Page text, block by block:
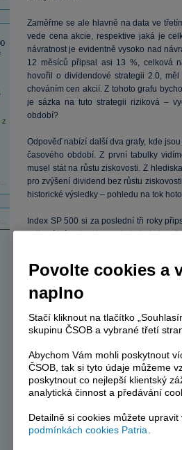
z
Zaměřme se ale hlavně na data ve
vede cena akcie, respektive jaká je
návratnost je evidentně vysoko nad
12 měsíců připsal asi 13 %, celková
hovořil o dividendové strategii 2.0,
chováním cen akcií. Z tohoto grafu
je sázka na tuto strategii riziková –
období?
Odpověď nabízí další dva grafy, kde
časového období. Z první tabulky
musel stát na růstu ziskovosti. Z
pro zvýšení dividend bez růstu
historické výsledky – pohledu na tok
Index SP 500 si za poslední tři roky
celková návratnost se pohybuje kolem
index).
Povolte cookies a
naplno
Stačí kliknout na tlačítko
skupinu ČSOB a vybrané třetí
Abychom Vám mohli poskytnout
ČSOB, tak si tyto údaje můžeme
poskytnout co nejlepší klientský
analytická činnost a předávání
Detailně si cookies můžete
podmínkách cookies Patria.